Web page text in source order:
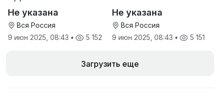
антидиарейная
кормовая добавка для
телят
Не указана
Вся Россия
9 июн 2025, 08:43 • 5 152
Не указана
Вся Россия
9 июн 2025, 08:43 • 5 151
Загрузить еще